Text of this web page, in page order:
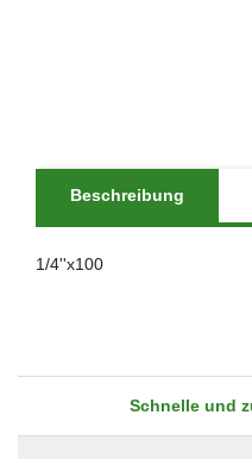
Beschreibung
1/4''x100
Schnelle und